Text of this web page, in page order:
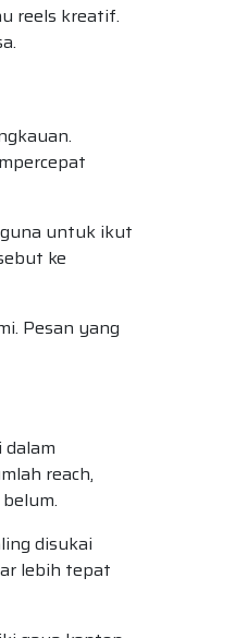
reels kreatif.
untuk ikut
ke
Pesan yang
reach,
disukai
lebih tepat